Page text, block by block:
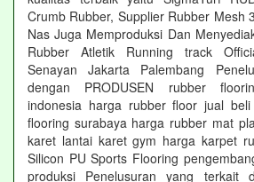
Crumb Rubber, Supplier Rubber Mesh
Nas Juga Memproduksi Dan
Rubber Atletik Running track
Senayan Jakarta Palembang
dengan PRODUSEN rubber
indonesia harga rubber floor jual
flooring surabaya harga rubber mat
karet lantai karet gym harga karpet
Silicon PU Sports Flooring
produksi Penelusuran yang terkait